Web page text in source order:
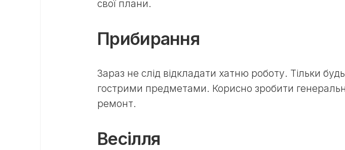
свої плани.
Прибирання
Зараз не слід відкладати хатню роботу. Тільки
гострими предметами. Корисно зробити
ремонт.
Весілля